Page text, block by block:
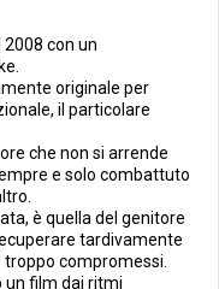
con un
originale per
il particolare
che non si arrende
e solo combattuto
è quella del genitore
tardivamente
compromessi.
un film dai ritmi